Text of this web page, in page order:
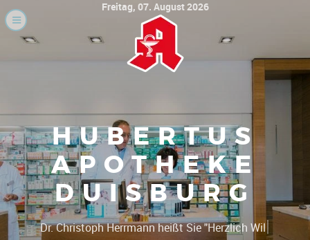
Freitag, 07. August 2026
HUBERTUS
APOTHEKE
DUISBURG
Dr. Chri|